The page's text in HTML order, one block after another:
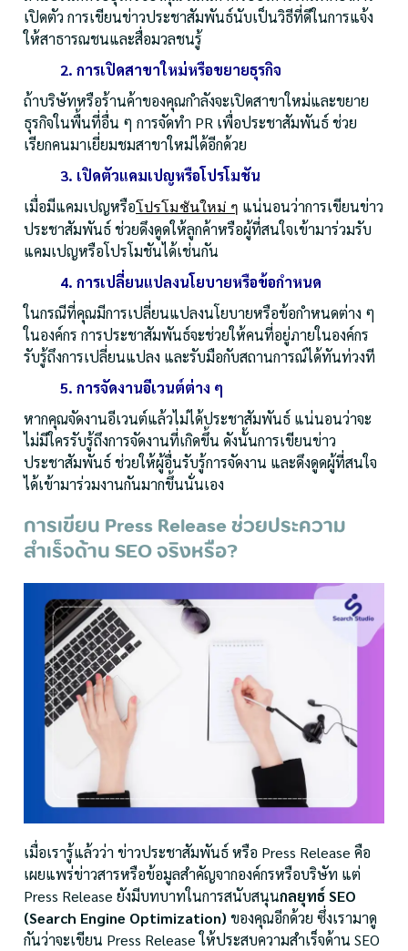
เปิดตัว การเขียนข่าวประชาสัมพันธ์นับเป็นวิธีที่ดีในการแจ้ง
ให้สาธารณชนและสื่อมวลชนรู้
2. การเปิดสาขาใหม่หรือขยายธุรกิจ
ถ้าบริษัทหรือร้านค้าของคุณกำลังจะเปิดสาขาใหม่และขยาย
ธุรกิจในพื้นที่อื่น ๆ การจัดทำ PR เพื่อประชาสัมพันธ์ ช่วย
เรียกคนมาเยี่ยมชมสาขาใหม่ได้อีกด้วย
3. เปิดตัวแคมเปญหรือโปรโมชัน
เมื่อมีแคมเปญหรือโปรโมชันใหม่ ๆ แน่นอนว่าการเขียนข่าว
ประชาสัมพันธ์ ช่วยดึงดูดให้ลูกค้าหรือผู้ที่สนใจเข้ามาร่วมรับ
แคมเปญหรือโปรโมชันได้เช่นกัน
4. การเปลี่ยนแปลงนโยบายหรือข้อกำหนด
ในกรณีที่คุณมีการเปลี่ยนแปลงนโยบายหรือข้อกำหนดต่าง ๆ
ในองค์กร การประชาสัมพันธ์จะช่วยให้คนที่อยู่ภายในองค์กร
รับรู้ถึงการเปลี่ยนแปลง และรับมือกับสถานการณ์ได้ทันท่วงที
5. การจัดงานอีเวนต์ต่าง ๆ
หากคุณจัดงานอีเวนต์แล้วไม่ได้ประชาสัมพันธ์ แน่นอนว่าจะ
ไม่มีใครรับรู้ถึงการจัดงานที่เกิดขึ้น ดังนั้นการเขียนข่าว
ประชาสัมพันธ์ ช่วยให้ผู้อื่นรับรู้การจัดงาน และดึงดูดผู้ที่สนใจ
ได้เข้ามาร่วมงานกันมากขึ้นนั่นเอง
การเขียน Press Release ช่วยประความ
สำเร็จด้าน SEO จริงหรือ?
เมื่อเรารู้แล้วว่า ข่าวประชาสัมพันธ์ หรือ Press Release คือ
เผยแพร่ข่าวสารหรือข้อมูลสำคัญจากองค์กรหรือบริษัท แต่
Press Release ยังมีบทบาทในการสนับสนุนกลยุทธ์ SEO
(Search Engine Optimization) ของคุณอีกด้วย ซึ่งเรามาดู
กันว่าจะเขียน Press Release ให้ประสบความสำเร็จด้าน SEO